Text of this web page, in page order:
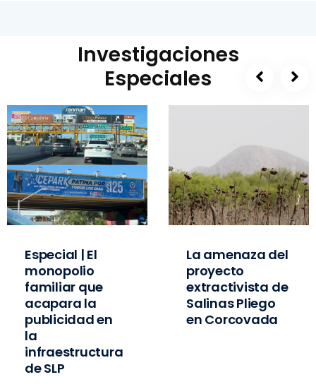
Investigaciones
Especiales
Especial | El
monopolio
familiar que
acapara la
publicidad en
la
infraestructura
de SLP
La amenaza del
proyecto
extractivista de
Salinas Pliego
en Corcovada